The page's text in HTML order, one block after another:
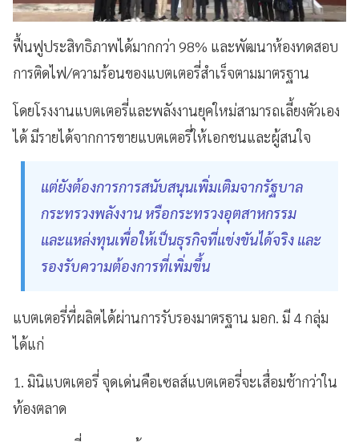
ฟื้นฟูประสิทธิภาพได้มากกว่า 98% และพัฒนาห้องทดสอบ
การติดไฟ/ความร้อนของแบตเตอรี่สำเร็จตามมาตรฐาน
โดยโรงงานแบตเตอรี่และพลังงานยุคใหม่สามารถเลี้ยงตัวเอง
ได้ มีรายได้จากการขายแบตเตอรี่ให้เอกชนและผู้สนใจ
แต่ยังต้องการการสนับสนุนเพิ่มเติมจากรัฐบาล
กระทรวงพลังงาน หรือกระทรวงอุตสาหกรรม
และแหล่งทุนเพื่อให้เป็นธุรกิจที่แข่งขันได้จริง และ
รองรับความต้องการที่เพิ่มขึ้น
แบตเตอรี่ที่ผลิตได้ผ่านการรับรองมาตรฐาน มอก. มี 4 กลุ่ม
ได้แก่
1. มินิแบตเตอรี่ จุดเด่นคือเซลส์แบตเตอรี่จะเสื่อมช้ากว่าใน
ท้องตลาด